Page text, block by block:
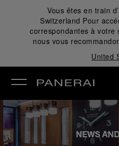
Vous êtes en train
Switzerland Pour
correspondantes à votre
nous vous
United
NEWS